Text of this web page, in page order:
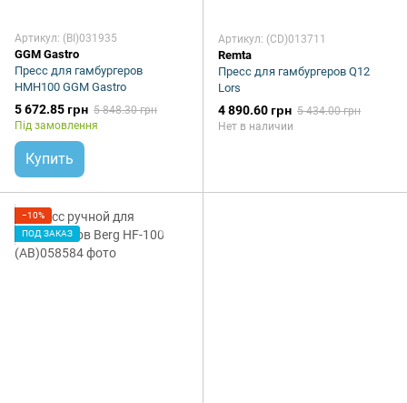
Артикул: (BI)031935
GGM Gastro
Пресс для гамбургеров
HMH100 GGM Gastro
5 672.85 грн 5 848.30 грн
Під замовлення
Купить
Артикул: (CD)013711
Remta
Пресс для гамбургеров Q12
Lors
4 890.60 грн 5 434.00 грн
Нет в наличии
−10%
ПОД ЗАКАЗ